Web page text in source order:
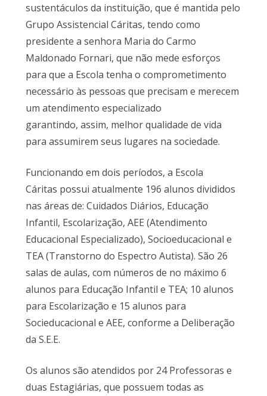
sustentáculos da instituição, que é mantida pelo
Grupo Assistencial Cáritas, tendo como
presidente a senhora Maria do Carmo
Maldonado Fornari, que não mede esforços
para que a Escola tenha o comprometimento
necessário às pessoas que precisam e merecem
um atendimento especializado
garantindo, assim, melhor qualidade de vida
para assumirem seus lugares na sociedade.
Funcionando em dois períodos, a Escola
Cáritas possui atualmente 196 alunos divididos
nas áreas de: Cuidados Diários, Educação
Infantil, Escolarização, AEE (Atendimento
Educacional Especializado), Socioeducacional e
TEA (Transtorno do Espectro Autista). São 26
salas de aulas, com números de no máximo 6
alunos para Educação Infantil e TEA; 10 alunos
para Escolarização e 15 alunos para
Socieducacional e AEE, conforme a Deliberação
da S.E.E.
Os alunos são atendidos por 24 Professoras e
duas Estagiárias, que possuem todas as